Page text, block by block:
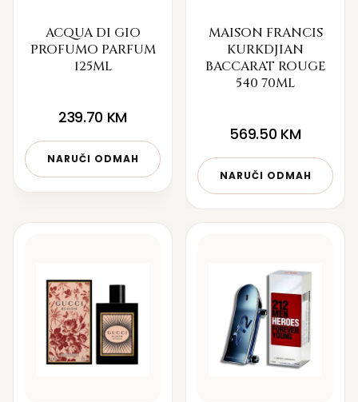
ACQUA DI GIO
PROFUMO PARFUM
125ML
239.70 KM
NARUČI ODMAH
MAISON FRANCIS
KURKDJIAN
BACCARAT ROUGE
540 70ML
569.50 KM
NARUČI ODMAH